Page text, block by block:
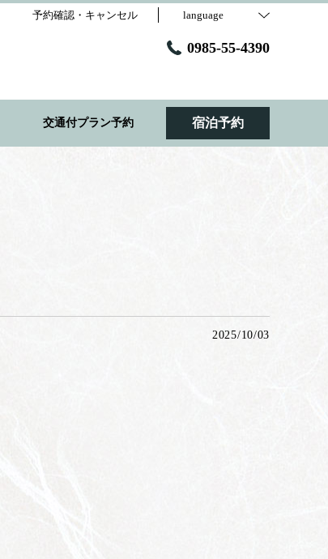
予約確認・キャンセル language
0985-55-4390
交通付プラン予約 宿泊予約
2025/10/03